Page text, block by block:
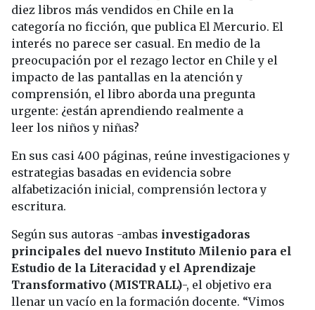
diez libros más vendidos en Chile en la
categoría no ficción, que publica El Mercurio. El
interés no parece ser casual. En medio de la
preocupación por el rezago lector en Chile y el
impacto de las pantallas en la atención y
comprensión, el libro aborda una pregunta
urgente: ¿están aprendiendo realmente a
leer los niños y niñas?
En sus casi 400 páginas, reúne investigaciones y
estrategias basadas en evidencia sobre
alfabetización inicial, comprensión lectora y
escritura.
Según sus autoras -ambas investigadoras
principales del nuevo Instituto Milenio para el
Estudio de la Literacidad y el Aprendizaje
Transformativo (MISTRALL)-, el objetivo era
llenar un vacío en la formación docente. “Vimos